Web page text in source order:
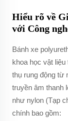
Hiểu rõ về
với Công
Bánh xe
khoa học vật
thụ rung động từ
truyền âm thanh
như nylon (Tạp
chính bao gồm: